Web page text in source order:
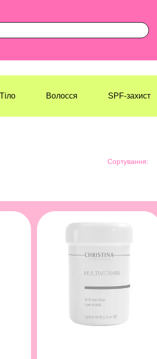
Тіло Волосся SPF-захист
Сортування: